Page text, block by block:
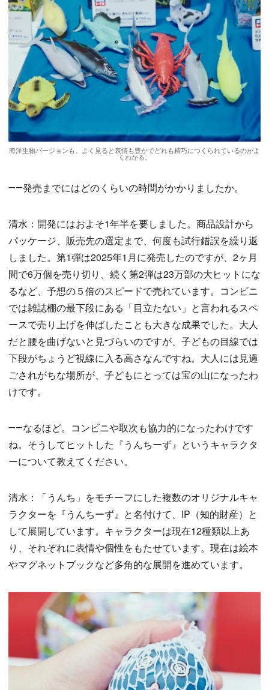
海洋生物バージョンも。よく見ると表情も豊かでどれも精巧につくられているのがよ
くわかる。
――発売までにはどのくらいの時間がかかりましたか。
清水：開発にはおよそ1年半を要しました。商品設計から
パッケージ、販売先の選定まで、何度も試行錯誤を繰り返
しました。第1弾は2025年1月に発売したのですが、2ヶ月
間で6万個を売り切り、続く第2弾は23万部の大ヒットにな
るなど、予想の５倍のスピードで売れています。コンビニ
では雑誌棚の最下段にある「目立たない」と言われるスペ
ースで売り上げを伸ばしたことも大きな成果でした。大人
だと腰を曲げないと見づらいのですが、子どもの目線では
下段がちょうど視線に入る高さなんですね。大人には見過
ごされがちな場所が、子どもにとっては宝の山になったわ
けです。
――なるほど。コンビニや取次も協力的になったわけです
ね。そうしてヒットした『うんちーず』というキャラクタ
ーについて教えてください。
清水：「うんち」をモチーフにした複数のオリジナルキャ
ラクターを『うんちーず』と名付けて、IP（知的財産）と
して展開しています。キャラクターは現在12種類以上あ
り、それぞれに表情や個性をもたせています。現在は絵本
やマグネットブックなど多角的な展開を進めています。